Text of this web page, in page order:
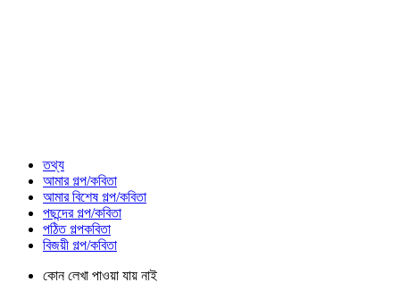
তথ্য
আমার গল্প/কবিতা
আমার বিশেষ গল্প/কবিতা
পছন্দের গল্প/কবিতা
পঠিত গল্পকবিতা
বিজয়ী গল্প/কবিতা
কোন লেখা পাওয়া যায় নাই